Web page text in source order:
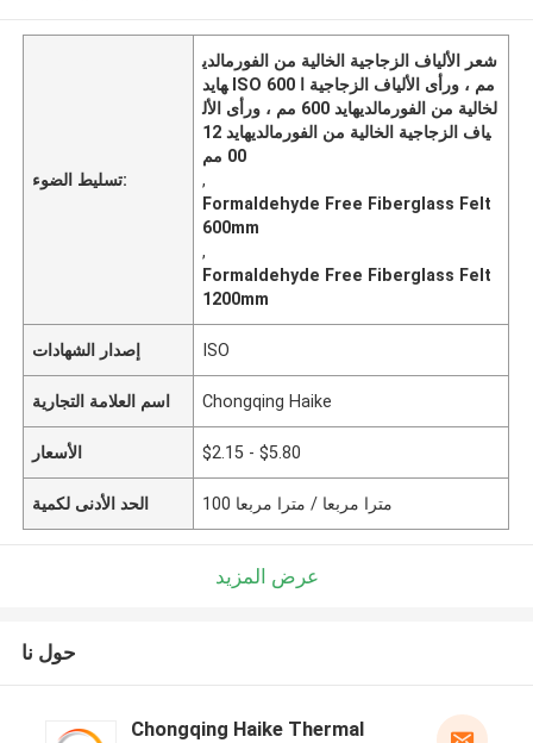
تسليط الضوء:
شعر الألياف الزجاجية الخالية من الفورمالدي
هايد ISO 600 مم ، ورأى الألياف الزجاجية ا
لخالية من الفورمالديهايد 600 مم ، ورأى الأل
ياف الزجاجية الخالية من الفورمالديهايد 12
00 مم
,
Formaldehyde Free Fiberglass Felt
600mm
,
Formaldehyde Free Fiberglass Felt
1200mm
إصدار الشهادات ISO
اسم العلامة التجارية Chongqing Haike
الأسعار $2.15 - $5.80
الحد الأدنى لكمية 100 مترا مربعا / مترا مربعا
عرض المزيد
حول نا
Chongqing Haike Thermal